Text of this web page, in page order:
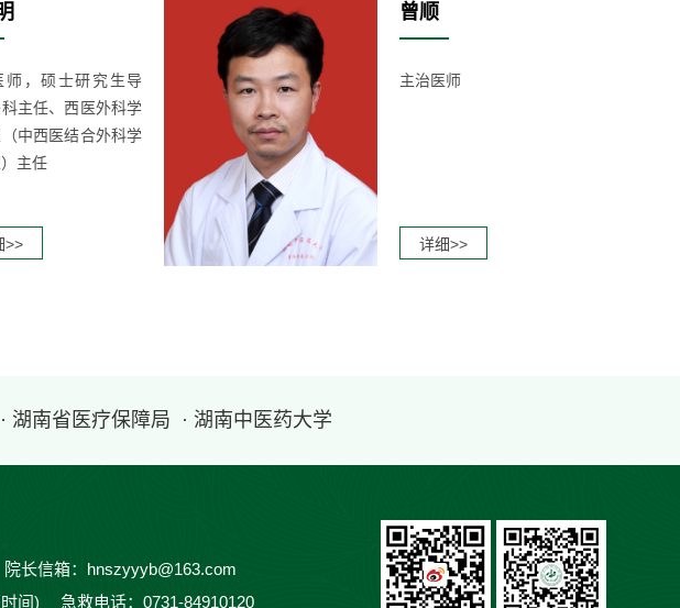
男性性功能检测仪器，无创检测，方便快捷，自动分析结果。
夜间勃起检测，阴茎血管彩超，对勃起功能障碍器质性病变的提供
诊断依据；使用阴茎电生理，检测早泄阈值，诊断早泄。
师，硕士研究生导
主任、西医外科学
中西医结合外科学
主任
>>
曾顺
主治医师
详细>>
· 湖南省医疗保障局 · 湖南中医药大学
长信箱：hnszyyyb@163.com
时间) 急救电话：0731-84910120